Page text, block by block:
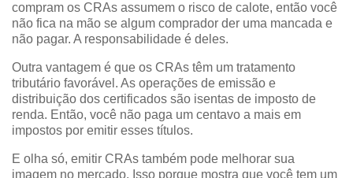
compram os CRAs assumem o risco de calote, então você
não fica na mão se algum comprador der uma mancada e
não pagar. A responsabilidade é deles.
Outra vantagem é que os CRAs têm um tratamento
tributário favorável. As operações de emissão e
distribuição dos certificados são isentas de imposto de
renda. Então, você não paga um centavo a mais em
impostos por emitir esses títulos.
E olha só, emitir CRAs também pode melhorar sua
imagem no mercado. Isso porque mostra que você tem um